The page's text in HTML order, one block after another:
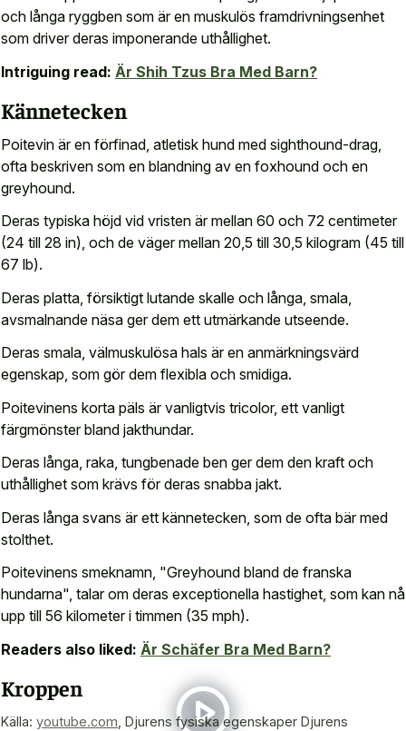
och långa ryggben som är en muskulös framdrivningsenhet
som driver deras imponerande uthållighet.
Intriguing read: Är Shih Tzus Bra Med Barn?
Kännetecken
Poitevin är en förfinad, atletisk hund med sighthound-drag,
ofta beskriven som en blandning av en foxhound och en
greyhound.
Deras typiska höjd vid vristen är mellan 60 och 72 centimeter
(24 till 28 in), och de väger mellan 20,5 till 30,5 kilogram (45 till
67 lb).
Deras platta, försiktigt lutande skalle och långa, smala,
avsmalnande näsa ger dem ett utmärkande utseende.
Deras smala, välmuskulösa hals är en anmärkningsvärd
egenskap, som gör dem flexibla och smidiga.
Poitevinens korta päls är vanligtvis tricolor, ett vanligt
färgmönster bland jakthundar.
Deras långa, raka, tungbenade ben ger dem den kraft och
uthållighet som krävs för deras snabba jakt.
Deras långa svans är ett kännetecken, som de ofta bär med
stolthet.
Poitevinens smeknamn, "Greyhound bland de franska
hundarna", talar om deras exceptionella hastighet, som kan nå
upp till 56 kilometer i timmen (35 mph).
Readers also liked: Är Schäfer Bra Med Barn?
Kroppen
Källa: youtube.com Djurens fysiska egenskaper Djurens